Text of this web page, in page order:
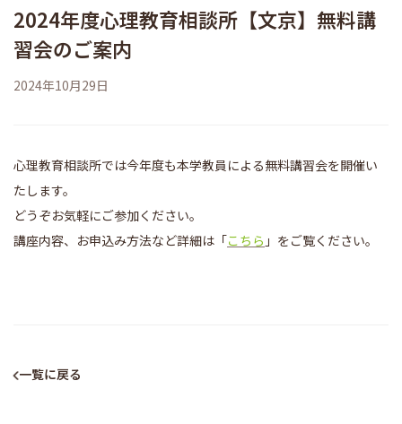
学校法人 跡見学園
跡見学園中学校高等学校
2024年度心理教育相談所【文京】無料講
習会のご案内
2024年10月29日
心理教育相談所では今年度も本学教員による無料講習会を開催い
たします。
どうぞお気軽にご参加ください。
講座内容、お申込み方法など詳細は「こちら 」をご覧ください。
一覧に戻る